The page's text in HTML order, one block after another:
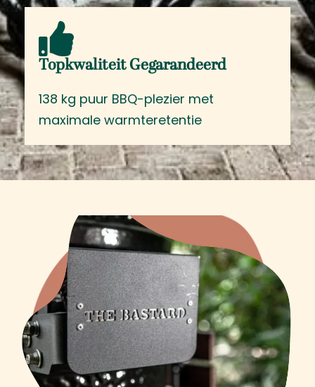
Topkwaliteit Gegarandeerd
138 kg puur BBQ-plezier met
maximale warmteretentie